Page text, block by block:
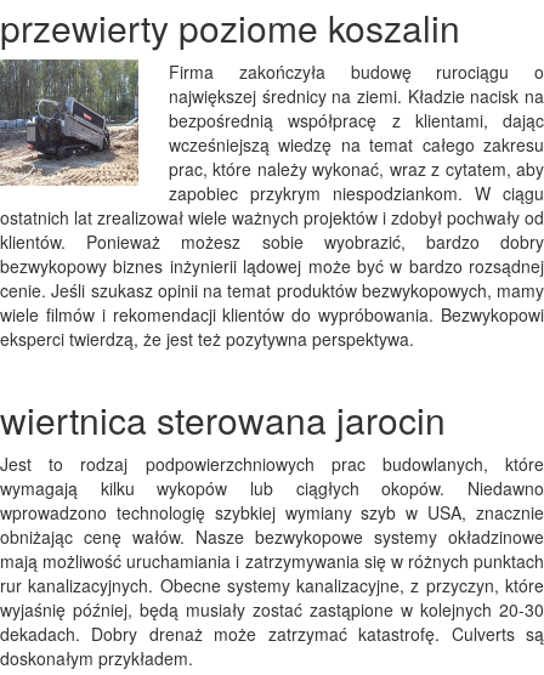
przewierty poziome koszalin
Firma zakończyła budowę rurociągu o
największej średnicy na ziemi. Kładzie nacisk na
bezpośrednią współpracę z klientami, dając
wcześniejszą wiedzę na temat całego zakresu
prac, które należy wykonać, wraz z cytatem, aby
zapobiec przykrym niespodziankom. W ciągu
ostatnich lat zrealizował wiele ważnych projektów i zdobył pochwały od
klientów. Ponieważ możesz sobie wyobrazić, bardzo dobry
bezwykopowy biznes inżynierii lądowej może być w bardzo rozsądnej
cenie. Jeśli szukasz opinii na temat produktów bezwykopowych, mamy
wiele filmów i rekomendacji klientów do wypróbowania. Bezwykopowi
eksperci twierdzą, że jest też pozytywna perspektywa.
wiertnica sterowana jarocin
Jest to rodzaj podpowierzchniowych prac budowlanych, które
wymagają kilku wykopów lub ciągłych okopów. Niedawno
wprowadzono technologię szybkiej wymiany szyb w USA, znacznie
obniżając cenę wałów. Nasze bezwykopowe systemy okładzinowe
mają możliwość uruchamiania i zatrzymywania się w różnych punktach
rur kanalizacyjnych. Obecne systemy kanalizacyjne, z przyczyn, które
wyjaśnię później, będą musiały zostać zastąpione w kolejnych 20-30
dekadach. Dobry drenaż może zatrzymać katastrofę. Culverts są
doskonałym przykładem.